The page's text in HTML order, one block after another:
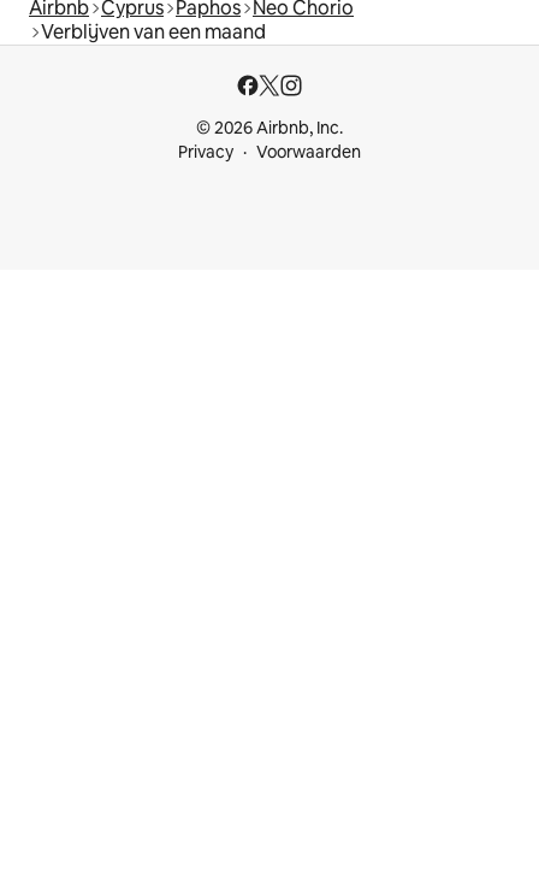
Airbnb Cyprus Paphos Neo Chorio
Verblijven van een maand
© 2026 Airbnb, Inc.
Privacy
Voorwaarden